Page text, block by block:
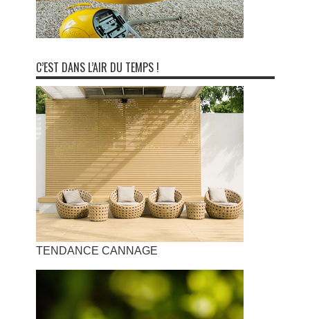
C’EST DANS L’AIR DU TEMPS !
TENDANCE CANNAGE